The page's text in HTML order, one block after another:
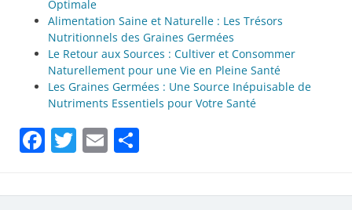
Optimale
Alimentation Saine et Naturelle : Les Trésors
Nutritionnels des Graines Germées
Le Retour aux Sources : Cultiver et Consommer
Naturellement pour une Vie en Pleine Santé
Les Graines Germées : Une Source Inépuisable de
Nutriments Essentiels pour Votre Santé
Facebook
Twitter
Email